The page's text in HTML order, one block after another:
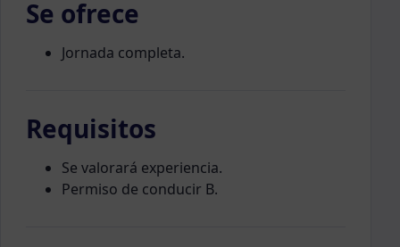
Se ofrece
Jornada completa.
Requisitos
Se valorará experiencia.
Permiso de conducir B.